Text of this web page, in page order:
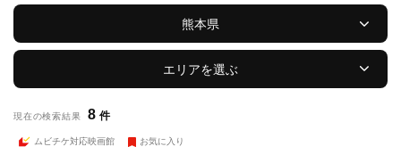
熊本県
エリアを選ぶ
現在の検索結果 8 件
ムビチケ対応映画館 お気に入り